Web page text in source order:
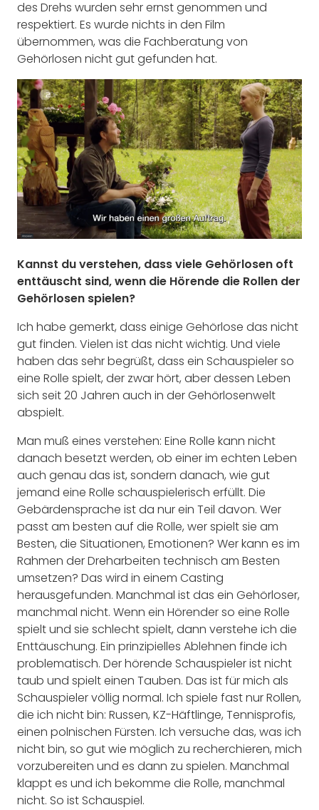
des Drehs wurden sehr ernst genommen und
respektiert. Es wurde nichts in den Film
übernommen, was die Fachberatung von
Gehörlosen nicht gut gefunden hat.
Kannst du verstehen, dass viele Gehörlosen oft
enttäuscht sind, wenn die Hörende die Rollen der
Gehörlosen spielen?
Ich habe gemerkt, dass einige Gehörlose das nicht
gut finden. Vielen ist das nicht wichtig. Und viele
haben das sehr begrüßt, dass ein Schauspieler so
eine Rolle spielt, der zwar hört, aber dessen Leben
sich seit 20 Jahren auch in der Gehörlosenwelt
abspielt.
Man muß eines verstehen: Eine Rolle kann nicht
danach besetzt werden, ob einer im echten Leben
auch genau das ist, sondern danach, wie gut
jemand eine Rolle schauspielerisch erfüllt. Die
Gebärdensprache ist da nur ein Teil davon. Wer
passt am besten auf die Rolle, wer spielt sie am
Besten, die Situationen, Emotionen? Wer kann es im
Rahmen der Dreharbeiten technisch am Besten
umsetzen? Das wird in einem Casting
herausgefunden. Manchmal ist das ein Gehörloser,
manchmal nicht. Wenn ein Hörender so eine Rolle
spielt und sie schlecht spielt, dann verstehe ich die
Enttäuschung. Ein prinzipielles Ablehnen finde ich
problematisch. Der hörende Schauspieler ist nicht
taub und spielt einen Tauben. Das ist für mich als
Schauspieler völlig normal. Ich spiele fast nur Rollen,
die ich nicht bin: Russen, KZ-Häftlinge, Tennisprofis,
einen polnischen Fürsten. Ich versuche das, was ich
nicht bin, so gut wie möglich zu recherchieren, mich
vorzubereiten und es dann zu spielen. Manchmal
klappt es und ich bekomme die Rolle, manchmal
nicht. So ist Schauspiel.